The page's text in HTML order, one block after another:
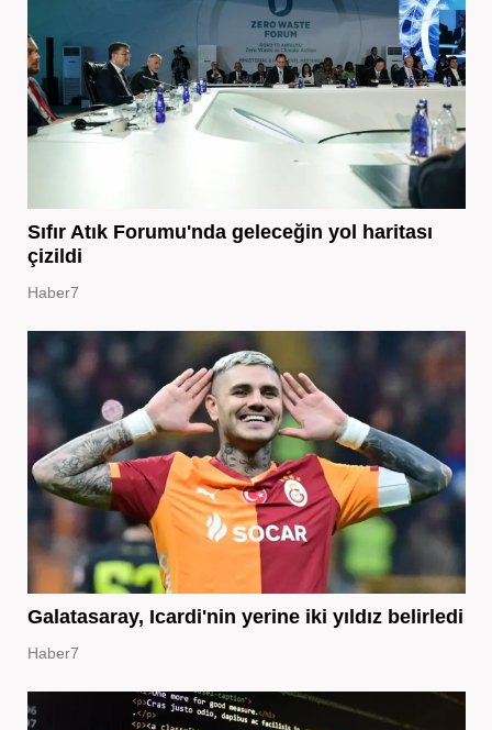
Sıfır Atık Forumu'nda geleceğin yol haritası
çizildi
Haber7
Galatasaray, Icardi'nin yerine iki yıldız belirledi
Haber7